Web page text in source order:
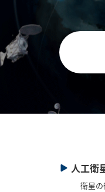
人工衛
衛星